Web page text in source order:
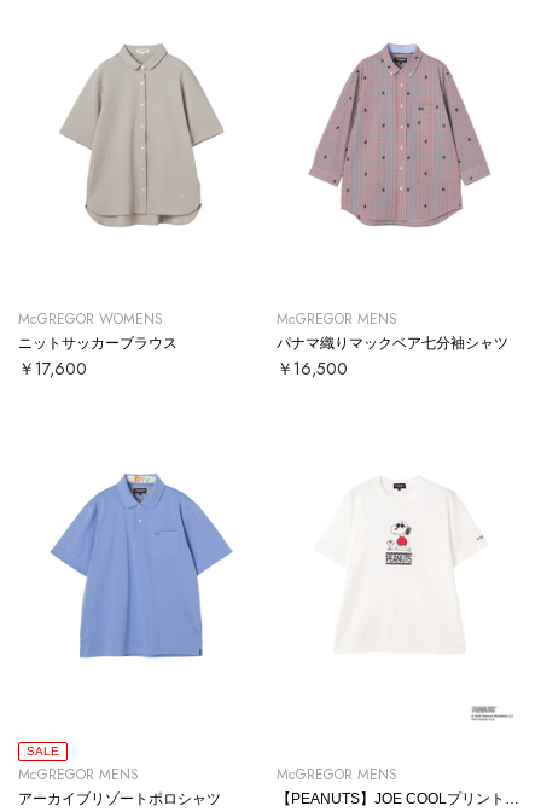
McGREGOR WOMENS
ニットサッカーブラウス
￥17,600
McGREGOR MENS
パナマ織りマックベア七分袖シャツ
￥16,500
SALE
McGREGOR MENS
アーカイブリゾートポロシャツ
McGREGOR MENS